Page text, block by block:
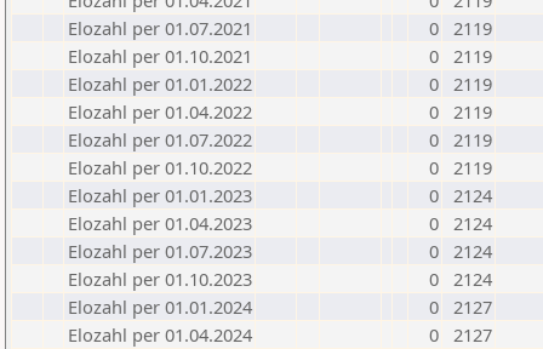
Elozahl per 01.07.2021
0 2119
Elozahl per 01.10.2021
0 2119
Elozahl per 01.01.2022
0 2119
Elozahl per 01.04.2022
0 2119
Elozahl per 01.07.2022
0 2119
Elozahl per 01.10.2022
0 2119
Elozahl per 01.01.2023
0 2124
Elozahl per 01.04.2023
0 2124
Elozahl per 01.07.2023
0 2124
Elozahl per 01.10.2023
0 2124
Elozahl per 01.01.2024
0 2127
Elozahl per 01.04.2024
0 2127